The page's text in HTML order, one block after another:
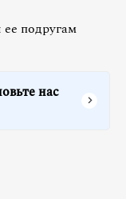
подругам
нас